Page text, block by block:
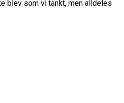
blev som vi tänkt, men alldeles